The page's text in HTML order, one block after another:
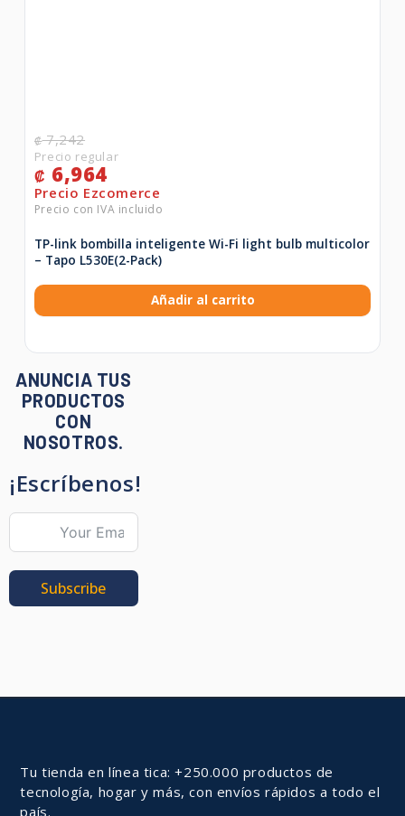
₡7,242
₡ 6,964
TP-link bombilla inteligente Wi-Fi light bulb multicolor
– Tapo L530E(2-Pack)
Añadir al carrito
ANUNCIA TUS
PRODUCTOS
CON
NOSOTROS.
¡Escríbenos!
Subscribe
Tu tienda en línea tica: +250.000 productos de
tecnología, hogar y más, con envíos rápidos a todo el
país.